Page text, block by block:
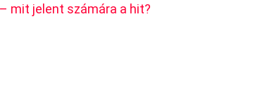
mit jelent számára a hit?